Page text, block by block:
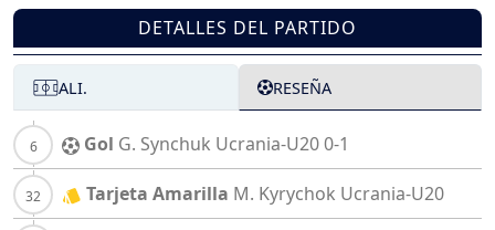
DETALLES DEL PARTIDO
ALI. RESEÑA
Gol G. Synchuk Ucrania-U200-1
Tarjeta Amarilla M. Kyrychok Ucrania-U20